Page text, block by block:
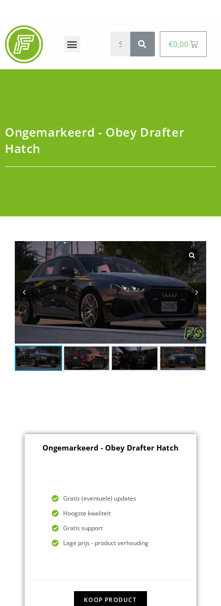
€0,00
Ongemarkeerd - Obey Drafter
Hatch
Ongemarkeerd - Obey Drafter Hatch
Gratis (eventuele) updates
Hoogste kwaliteit
Gratis support
Lage prijs - product verhouding
KOOP PRODUCT